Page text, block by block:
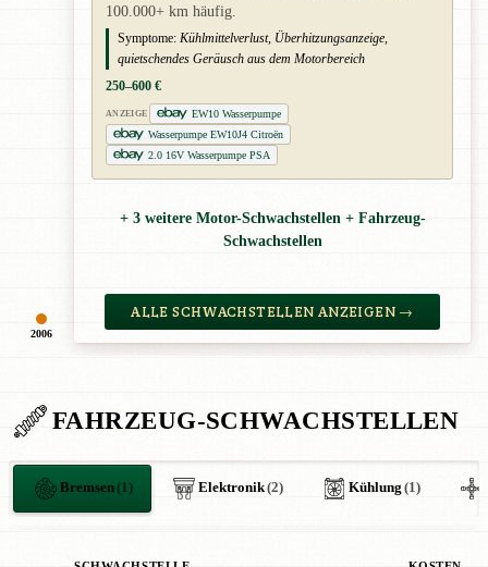
2006
100.000+ km häufig.
Symptome: Kühlmittelverlust, Überhitzungsanzeige,
quietschendes Geräusch aus dem Motorbereich
250–600 €
ANZEIGE
EW10 Wasserpumpe
Wasserpumpe EW10J4 Citroën
2.0 16V Wasserpumpe PSA
+ 3 weitere Motor-Schwachstellen + Fahrzeug-
Schwachstellen
ALLE SCHWACHSTELLEN ANZEIGEN →
FAHRZEUG-SCHWACHSTELLEN
Bremsen(1) Elektronik(2) Kühlung (1)